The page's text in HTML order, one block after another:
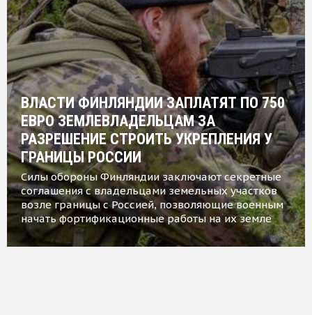
ВЛАСТИ ФИНЛЯНДИИ ЗАПЛАТЯТ ПО 750
ЕВРО ЗЕМЛЕВЛАДЕЛЬЦАМ ЗА
РАЗРЕШЕНИЕ СТРОИТЬ УКРЕПЛЕНИЯ У
ГРАНИЦЫ РОССИИ
Силы обороны Финляндии заключают секретные
соглашения с владельцами земельных участков
возле границы с Россией, позволяющие военным
начать фортификационные работы на их земле